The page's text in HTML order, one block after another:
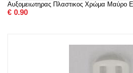
Αυξομειωτηρας Πλαστικος Χρώμα Μαύρο
€ 0.90